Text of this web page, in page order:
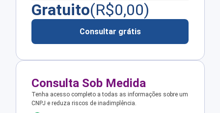
Gratuito(R$0,00)
Consultar grátis
Consulta Sob Medida
Tenha acesso completo a todas as informações sobre um
CNPJ e reduza riscos de inadimplência.